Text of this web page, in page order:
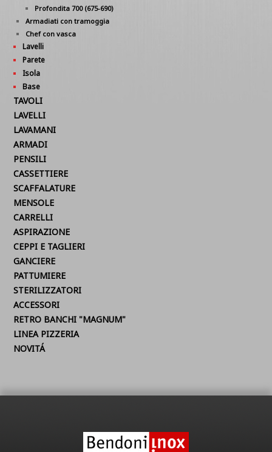
Profondita 700 (675-690)
Armadiati con tramoggia
Chef con vasca
Lavelli
Parete
Isola
Base
TAVOLI
LAVELLI
LAVAMANI
ARMADI
PENSILI
CASSETTIERE
SCAFFALATURE
MENSOLE
CARRELLI
ASPIRAZIONE
CEPPI E TAGLIERI
GANCIERE
PATTUMIERE
STERILIZZATORI
ACCESSORI
RETRO BANCHI "MAGNUM"
LINEA PIZZERIA
NOVITÁ